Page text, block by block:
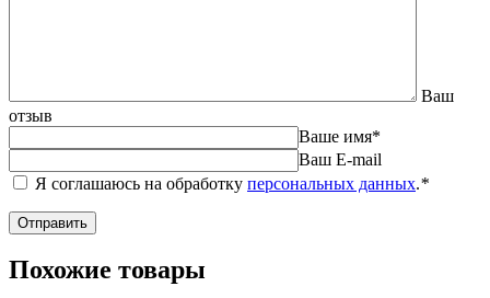
Ваш
отзыв
Ваше имя*
Ваш E-mail
Я соглашаюсь на обработку персональных данных.*
Похожие товары